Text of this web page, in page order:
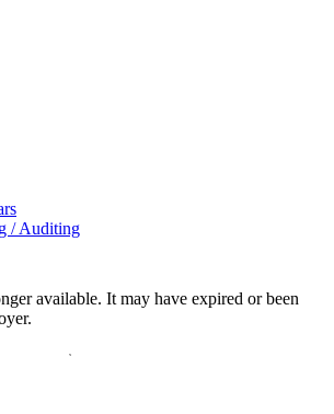
/ Auditing
available. It may have expired or been